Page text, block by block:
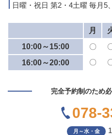
日曜・祝日 第2・4土曜 毎月5
月
10:00～15:00
〇
16:00～20:00
〇
完全予約制のため
078-
月～水・金